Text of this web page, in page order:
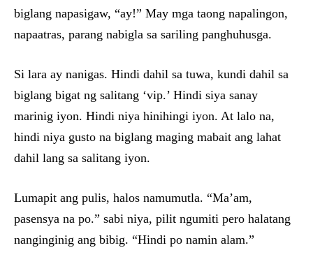
biglang napasigaw, “ay!” May mga taong napalingon,
napaatras, parang nabigla sa sariling panghuhusga.
Si lara ay nanigas. Hindi dahil sa tuwa, kundi dahil sa
biglang bigat ng salitang ‘vip.’ Hindi siya sanay
marinig iyon. Hindi niya hinihingi iyon. At lalo na,
hindi niya gusto na biglang maging mabait ang lahat
dahil lang sa salitang iyon.
Lumapit ang pulis, halos namumutla. “Ma’am,
pasensya na po.” sabi niya, pilit ngumiti pero halatang
nanginginig ang bibig. “Hindi po namin alam.”